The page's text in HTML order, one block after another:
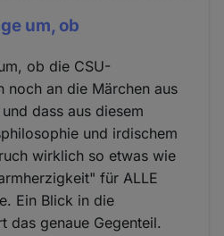
um, ob
ob die CSU-
noch an die Märchen aus
dass aus diesem
und irdischem
wirklich so etwas wie
für ALLE
Ein Blick in die
das genaue Gegenteil.